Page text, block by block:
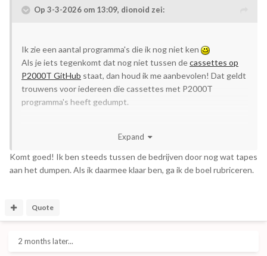
Op 3-3-2026 om 13:09, dionoid zei:
Ik zie een aantal programma's die ik nog niet ken
Als je iets tegenkomt dat nog niet tussen decassettes op
P2000T GitHub staat, dan houd ik me aanbevolen! Dat geldt
trouwens voor iedereen die cassettes met P2000T
programma's heeft gedumpt.
Expand
Komt goed! Ik ben steeds tussen de bedrijven door nog wat tapes
aan het dumpen. Als ik daarmee klaar ben, ga ik de boel rubriceren.
Quote
2 months later...